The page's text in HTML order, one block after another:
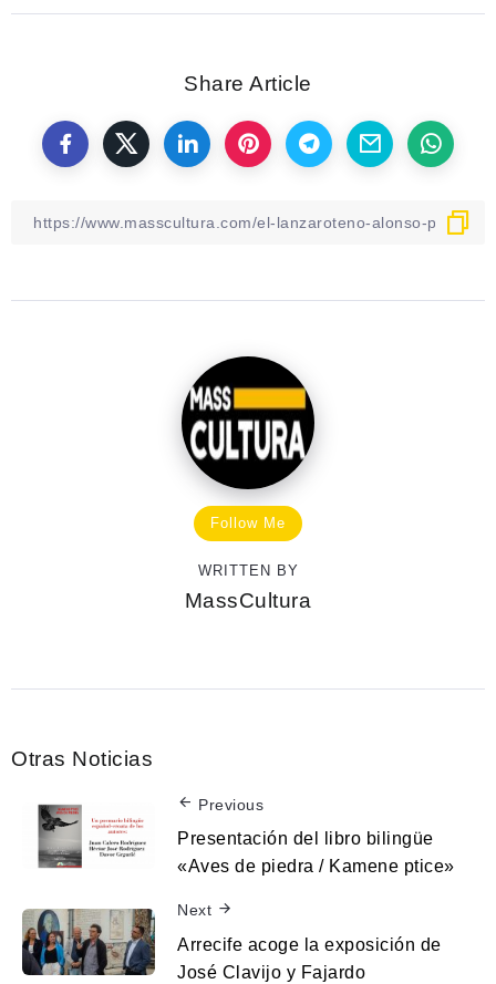
Share Article
Follow Me
WRITTEN BY
MassCultura
Otras Noticias
Previous
Presentación del libro bilingüe
«Aves de piedra / Kamene ptice»
Next
Arrecife acoge la exposición de
José Clavijo y Fajardo